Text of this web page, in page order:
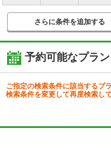
さらに条件を追加する
予約可能なプラン
ご指定の検索条件に該当するプ
検索条件を変更して再度検索し